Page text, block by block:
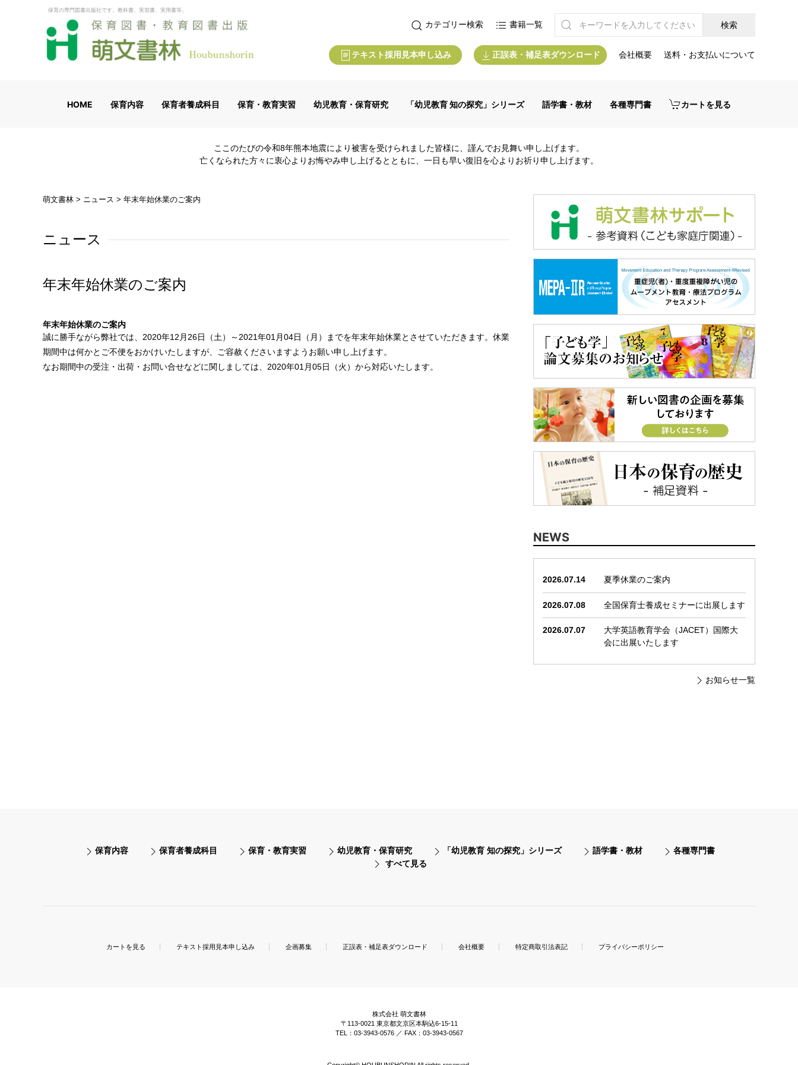
保育の専門図書出版社です。教科書、実習書、実用書等。
カテゴリー検索 書籍一覧
テキスト採用見本申し込み 正誤表・補足表ダウンロード 会社概要 送料・お支払いについて
HOME 保育内容 保育者養成科目 保育・教育実習 幼児教育・保育研究 「幼児教育 知の探究」シリーズ 語学書・教材 各種専門書 カートを見る
ここのたびの令和8年熊本地震により被害を受けられました皆様に、謹んでお見舞い申し上げます。
亡くなられた方々に衷心よりお悔やみ申し上げるとともに、一日も早い復旧を心よりお祈り申し上げます。
萌文書林 > ニュース > 年末年始休業のご案内
ニュース
年末年始休業のご案内
年末年始休業のご案内
誠に勝手ながら弊社では、2020年12月26日（土）～2021年01月04日（月）までを年末年始休業とさせていただきます。休業
期間中は何かとご不便をおかけいたしますが、ご容赦くださいますようお願い申し上げます。
なお期間中の受注・出荷・お問い合せなどに関しましては、2020年01月05日（火）から対応いたします。
NEWS
2026.07.14 夏季休業のご案内
2026.07.08 全国保育士養成セミナーに出展します
2026.07.07
大学英語教育学会（JACET）国際大
会に出展いたします
お知らせ一覧
保育内容 保育者養成科目 保育・教育実習 幼児教育・保育研究 「幼児教育 知の探究」シリーズ 語学書・教材
各種専門書
すべて見る
カートを見る テキスト採用見本申し込み 企画募集 正誤表・補足表ダウンロード 会社概要 特定商取引法表記 プライバシーポリシー
株式会社 萌文書林
〒113-0021 東京都文京区本駒込6-15-11
TEL：03-3943-0576 ／ FAX：03-3943-0567